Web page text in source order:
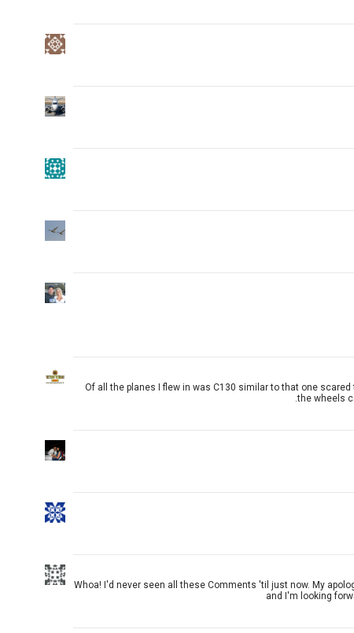
Of all the planes I flew in was C130 similar to that one
the wheels
Whoa! I'd never seen all these Comments 'til just now. My
and I'm looking